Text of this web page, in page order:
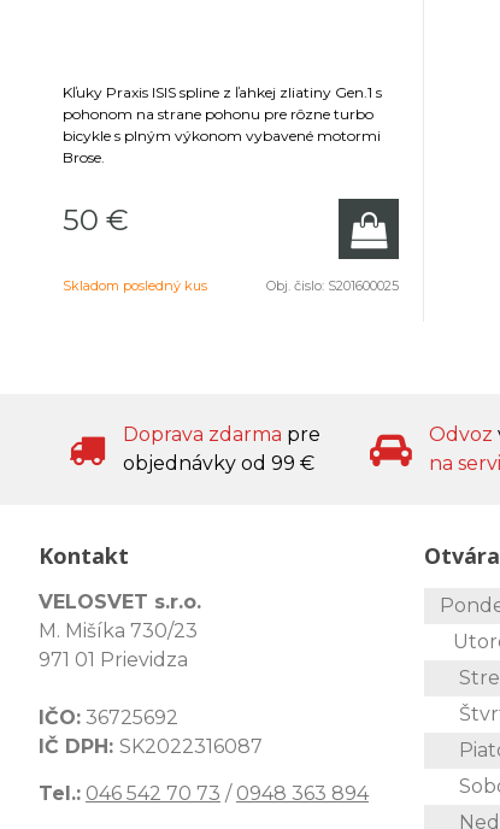
Kľuky Praxis ISIS spline z ľahkej zliatiny Gen.1 s
pohonom na strane pohonu pre rôzne turbo
bicykle s plným výkonom vybavené motormi
Brose.
50 €
Skladom posledný kus Obj. čislo: S201600025
Doprava zdarma pre
objednávky od 99 €
Odvoz
na
Kontakt
VELOSVET s.r.o.
M. Mišíka 730/23
971 01 Prievidza
IČO: 36725692
IČ DPH: SK2022316087
Tel.: 046 542 70 73 / 0948 363 894